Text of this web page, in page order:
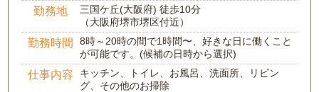
勤務地
三国ケ丘(大阪府) 徒歩10分
（大阪府堺市堺区付近）
勤務時間
8時～20時の間で1時間〜、好きな日に働くこと
が可能です。(候補の日時から選択)
仕事内容
キッチン、トイレ、お風呂、洗面所、リビン
グ、その他のお掃除